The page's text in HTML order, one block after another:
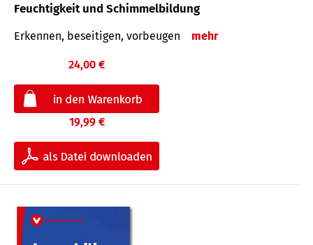
Feuchtigkeit und Schimmelbildung
Erkennen, beseitigen, vorbeugen mehr
24,00 €
19,99 €